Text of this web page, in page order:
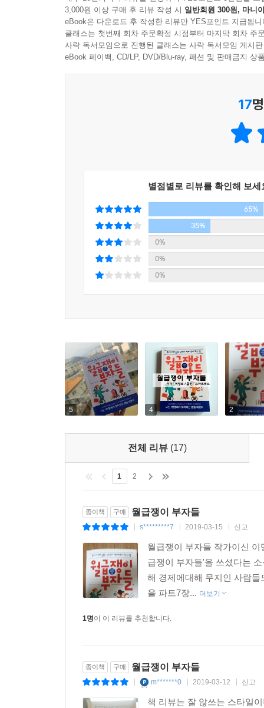
제는 얼마 되지 않는 돈을 모으고 굴리려면 과학
으는 재미를 느끼게 하는 것을 말합니다. 작은 돈
너지를 보태고 싶어 방법을 제시하고자 합니다.
--- 「7장 월급쟁이 부자들의 조언」 중에서
3. 월급쟁이 부자들, 가정경제 로드맵을 훔쳐라
그동안 우리 사회에서는 통장관리, 주식투자, 부
동안에 겪게 되는 가정경제의 여러 복병들은 도외
씨의 신나는 7,000만원 사교육비 절약통장까
3,000원 이상 구매 후 리뷰 작성 시 일반회원 300원, 마니
eBook은 다운로드 후 작성한 리뷰만 YES포인트 지급됩니
클래스는 첫번째 회차 주문확정 시점부터 마지막 회차 주
사락 독서모임으로 진행된 클래스는 사락 독서모임 게시
eBook 페이백, CD/LP, DVD/Blu-ray, 패션 및 판매금지 상
17
별점별로 리뷰를 확인해 보세
65%
35%
0%
0%
0%
5 4 2
전체 리뷰 (17)
1 2
종이책 구매 월급쟁이 부자들
s*********7 2019-03-15 신고
월급쟁이 부자들 작가이신
급쟁이 부자들'을 쓰셨다는
해 경제에대해 무지인 사람
을 파트7장... 더보기
1명이 이 리뷰를 추천합니다.
종이책 구매 월급쟁이 부자들
m*******0 2019-03-12 신고
책 리뷰는 잘 않쓰는 스타일